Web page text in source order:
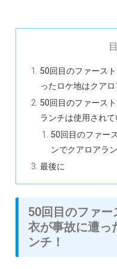
50回目のファース
ったロケ地はクアロ
50回目のファース
ランチは使用されて
50回目のファー
ンでクアロアラ
最後に
50回目のファ
衣が事故に遭っ
ンチ！